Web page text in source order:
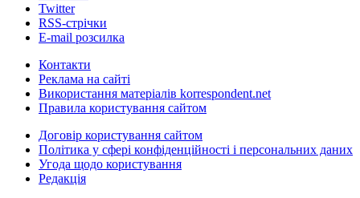
Twitter
RSS-стрічки
E-mail розсилка
Контакти
Реклама на сайті
Використання матеріалів korrespondent.net
Правила користування сайтом
Договір користування сайтом
Політика у сфері конфіденційності і персональних даних
Угода щодо користування
Редакція